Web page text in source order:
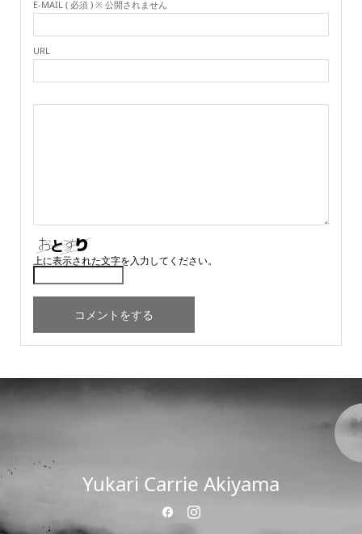
E-MAIL ( 必須 ) ※ 公開されません
URL
上に表示された文字を入力してください。
Yukari Carrie Akiyama